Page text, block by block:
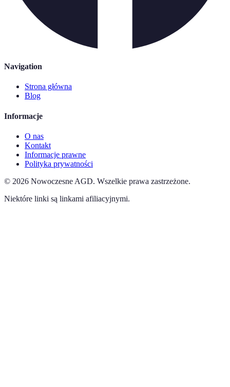
Navigation
Strona główna
Blog
Informacje
O nas
Kontakt
Informacje prawne
Polityka prywatności
© 2026 Nowoczesne AGD. Wszelkie prawa zastrzeżone.
Niektóre linki są linkami afiliacyjnymi.